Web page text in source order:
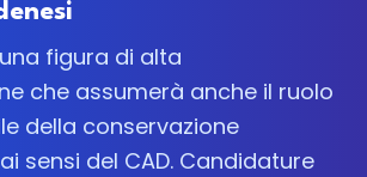
figura di alta
che assumerà anche il ruolo
della conservazione
sensi del CAD. Candidature